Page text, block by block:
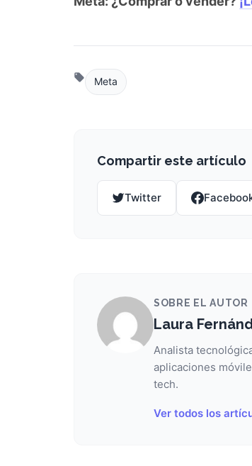
Meta
Compartir este artículo
Twitter
SOBRE EL AUTOR
Laura
Analista
aplicaciones
tech.
Ver todos los